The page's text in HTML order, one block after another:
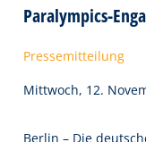
Paralympics-
Pressemitteilung
Mittwoch, 12.
Berlin – Die